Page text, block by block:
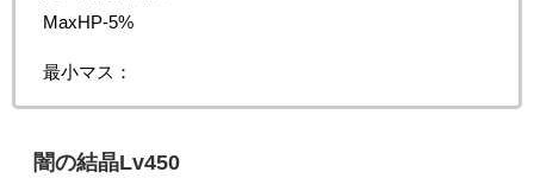
MaxHP-5%
最小マス：
闇の結晶Lv450